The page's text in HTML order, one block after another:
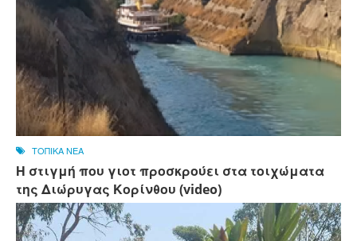
ΤΟΠΙΚΑ ΝΕΑ
Η στιγμή που γιοτ προσκρούει στα τοιχώματα
της Διώρυγας Κορίνθου (video)